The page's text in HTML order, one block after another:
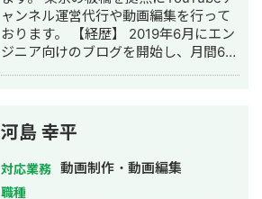
ャンネル運営代行や動画編集を行って
おります。 【経歴】 2019年6月にエン
ジニア向けのブログを開始し、月間6万
万人を越えることができました。 初心
者向けの解説が企業に評価され、5社か
ら商品紹介の依頼が来ました。
https://www.youtube.com/channel/
その後、投資チャンネルをプロデュー
河島 幸平
対応業務 動画制作・動画編集
職種